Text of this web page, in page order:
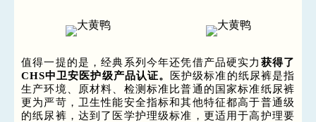
值得一提的是，经典系列今年还凭借产品硬实力 获得了
CHS中卫安医护级产品认证。
医护级标准的纸尿裤是指
生产环境、原材料、检测标准比普通的国家标准纸尿裤
更为严苛，卫生性能安全指标和其他特征都高于普通级
的纸尿裤，达到了医学护理级标准，更适用于高护理要